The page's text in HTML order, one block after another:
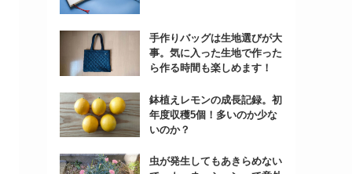
手作りバッグは生地選びが大
事。気に入った生地で作った
ら作る時間も楽しめます！
鉢植えレモンの成長記録。初
年度収穫5個！多いのか少な
いのか？
虫が発生してもあきらめない